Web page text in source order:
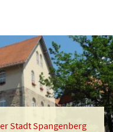
Stadt Spangenberg